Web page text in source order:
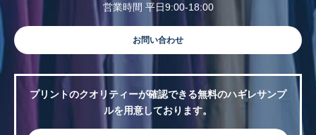
営業時間 平日9:00-18:00
お問い合わせ
プリントのクオリティーが確認できる無料のハギレサンプ
ルを用意しております。